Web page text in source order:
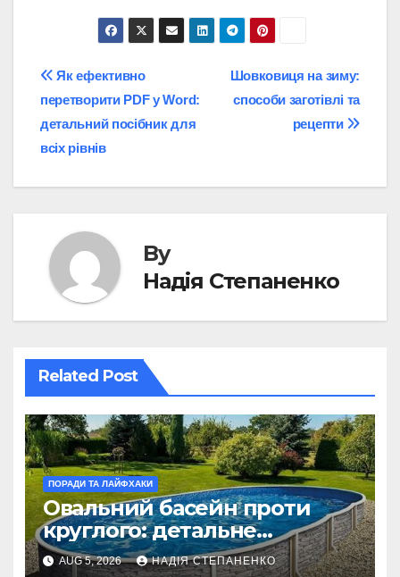
Post
navigation
Шовковиця на зиму:
способи заготівлі та
рецепти
Як ефективно
перетворити PDF у Word:
детальний посібник для
всіх рівнів
By
Надія Степаненко
Related Post
ПОРАДИ ТА ЛАЙФХАКИ
Овальний басейн проти
круглого: детальне
порівняння
AUG 5, 2026 НАДІЯ СТЕПАНЕНКО